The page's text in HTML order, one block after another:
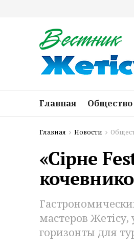
Главная Общество
Главная Новости
«Сірне
мастеров
горизонты для